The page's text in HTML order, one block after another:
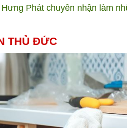
Phát chuyên nhận làm
THỦ ĐỨC